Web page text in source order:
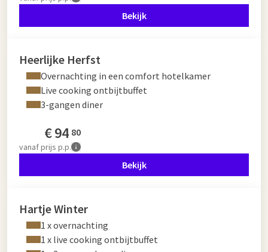
Bekijk
Heerlijke Herfst
Overnachting in een comfort hotelkamer
Live cooking ontbijtbuffet
3-gangen diner
€94 80
vanafprijs p.p.
Bekijk
Hartje Winter
1 x overnachting
1 x live cooking ontbijtbuffet